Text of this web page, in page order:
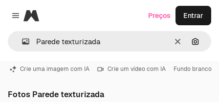
Close menu
Magnific
Limpar
Preços Entrar
Crie uma imagem com IA Crie um vídeo com IA Fundo branco
Fotos Parede texturizada